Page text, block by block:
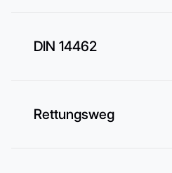
DIN 14462
Rettungsweg